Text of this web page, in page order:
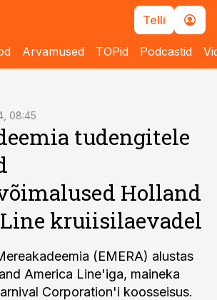
Telli
Arvamused TOPid Podcastid
08:45
tudengitele
Holland
kruiisilaevadel
(EMERA) alustas
America Line'iga, maineka
Corporation'i koosseisus.